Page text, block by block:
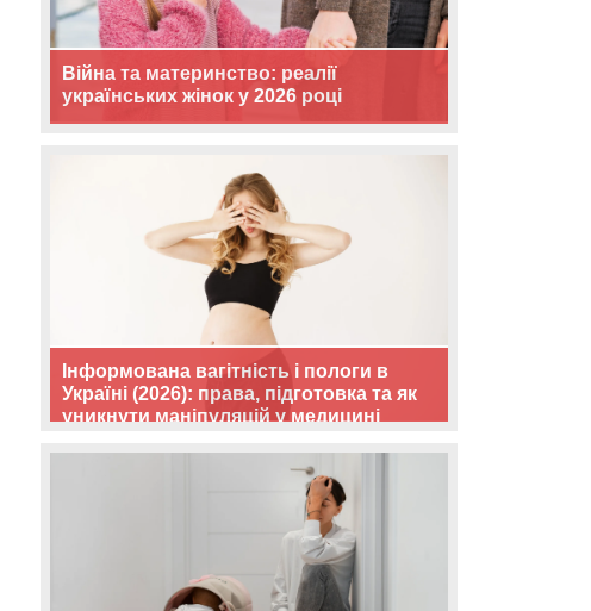
Війна та материнство: реалії
українських жінок у 2026 році
Інформована вагітність і пологи в
Україні (2026): права, підготовка та як
уникнути маніпуляцій у медицині